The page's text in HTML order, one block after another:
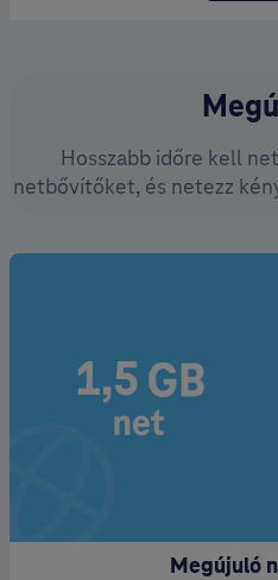
Hosszabb időre kell
netbővítőket, és netezz
Megújuló